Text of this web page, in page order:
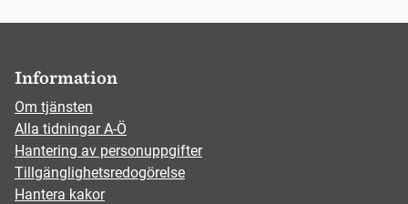
Information
Om tjänsten
Alla tidningar A-Ö
Hantering av personuppgifter
Tillgänglighetsredogörelse
Hantera kakor